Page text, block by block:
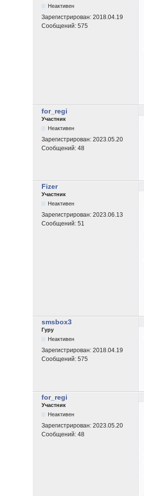
Неактивен
Зарегистрирован:2018.04.19
Сообщений:575
for_regi
Участник
Неактивен
Зарегистрирован:2023.05.20
Сообщений:48
Fizer
Участник
Неактивен
Зарегистрирован:2023.06.13
Сообщений:51
smsbox3
Гуру
Неактивен
Зарегистрирован:2018.04.19
Сообщений:575
for_regi
Участник
Неактивен
Зарегистрирован:2023.05.20
Сообщений:48